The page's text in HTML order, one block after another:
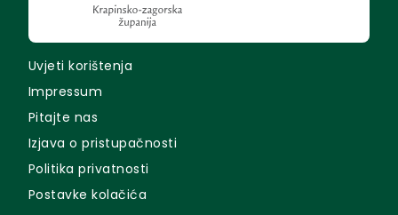
Uvjeti korištenja
Impressum
Pitajte nas
Izjava o pristupačnosti
Politika privatnosti
Postavke kolačića